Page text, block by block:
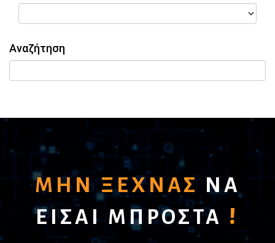
Αναζήτηση
ΜΗΝ ΞΕΧΝΑΣ
ΝΑ
ΕΙΣΑΙ ΜΠΡΟΣΤΑ !